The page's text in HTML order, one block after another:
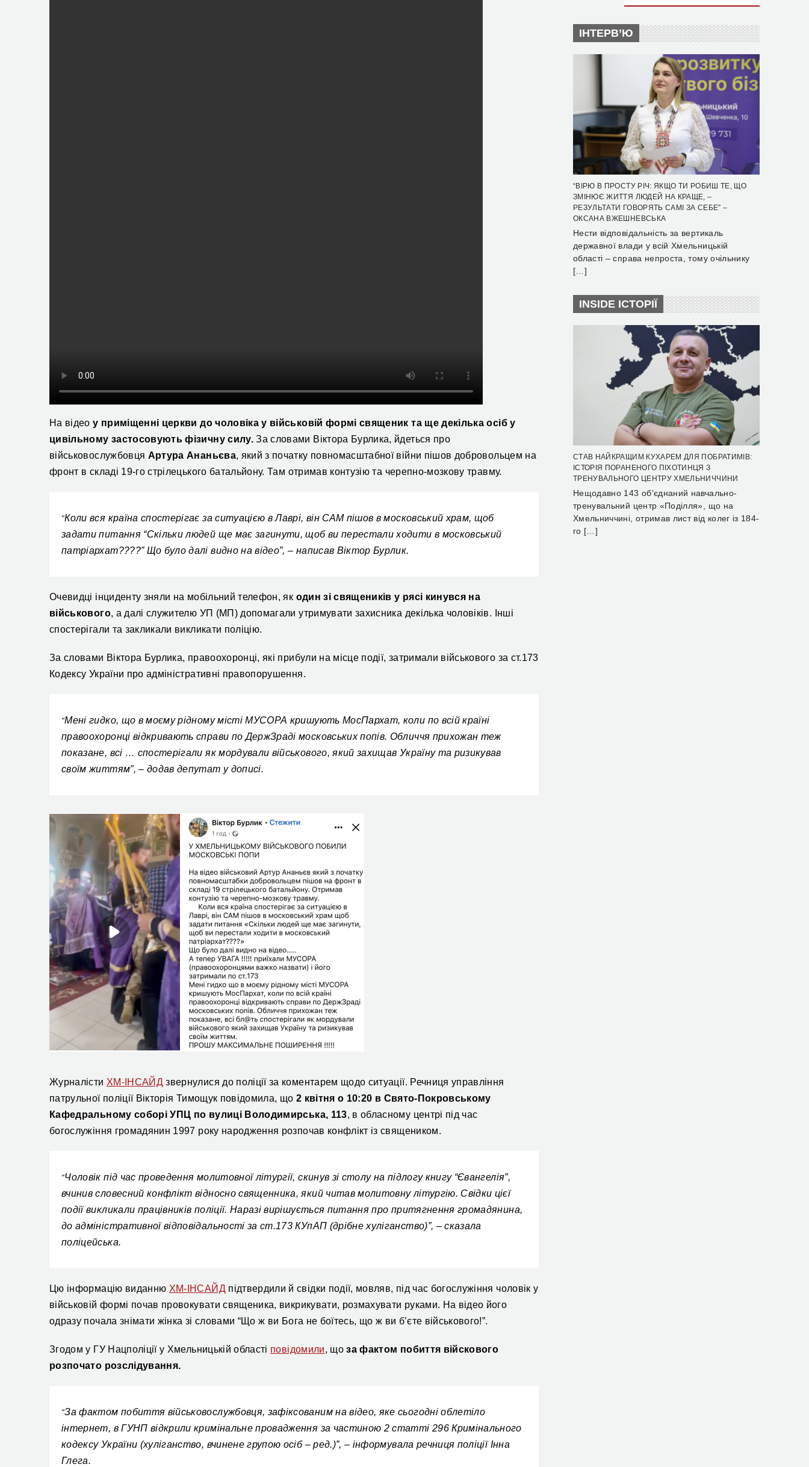
На відеоу приміщенні церквидочоловіка у військовій формі священик та ще декілька осіб у
цивільному застосовують фізичну силу.За словами Віктора Бурлика, йдеться про
військовослужбовця Артура Ананьєва, який з початку повномасштабної війни пішов добровольцем на
фронт в складі 19-го стрілецького батальйону.Там отримав контузію та черепно-мозкову травму.
“Коли вся країна спостерігає за ситуацією в Лаврі, він САМ пішов в московський храм, щоб
задати питання “Скільки людей ще має загинути, щоб ви перестали ходити в московський
патріархат????” Що було далі видно на відео”, – написав Віктор Бурлик.
Очевидці інциденту зняли на мобільний телефон, як один зі священиків у рясі кинувся на
військового, а далі служителю УП (МП) допомагали утримувати захисника декілька чоловіків. Інші
спостерігали та закликали викликати поліцію.
За словами Віктора Бурлика, правоохоронці, які прибули на місце події, затримали військового за ст.173
Кодексу України про адміністративні правопорушення.
“Мені гидко, що в моєму рідному місті МУСОРА кришують МосПархат, коли по всій країні
правоохоронці відкривають справи по ДержЗраді московських попів. Обличчя прихожан теж
показане, всі … спостерігали як мордували військового, який захищав Україну та ризикував
своїм життям”, – додав депутат у дописі.
Журналісти ХМ-ІНСАЙД звернулися до поліції за коментарем щодо ситуації. Речниця управління
патрульної поліції Вікторія Тимощук повідомила, що 2 квітняо 10:20 в Свято-Покровському
Кафедральному соборі УПЦ по вулиціВолодимирська, 113, в обласному центрі під час
богослужіння громадянин 1997 року народження розпочав конфлікт із священиком.
“Чоловік під час проведення молитовної літургії, скинув зі столу на підлогу книгу “Євангелія”,
вчинив словесний конфлікт відносно священника, який читав молитовну літургію. Свідки цієї
події викликали працівників поліції. Наразівирішується питання про притягнення громадянина,
до адміністративної відповідальності за ст.173 КУпАП (дрібне хуліганство)”, – сказала
поліцейська.
Цю інформацію виданню ХМ-ІНСАЙДпідтвердили й свідки події, мовляв, під час богослужіння чоловік у
військовій формі почав провокувати священика, викрикувати, розмахувати руками. На відео його
одразу почала знімати жінка зі словами “Що ж ви Бога не боїтесь, що ж ви б’єте військового!”.
Згодом у ГУ Нацполіції у Хмельницькій області повідомили, щоза фактом побиття війскового
розпочато розслідування.
“За фактом побиття військовослужбовця, зафіксованим на відео, яке сьогодні облетіло
інтернет, в ГУНП відкрили кримінальне провадження за частиною 2 статті 296 Кримінального
кодексу України (хуліганство, вчинене групою осіб – ред.)”, – інформувала речниця поліції Інна
Глега.
ІНТЕРВ’Ю
“ВІРЮ В ПРОСТУ РІЧ: ЯКЩО ТИ РОБИШ ТЕ, ЩО
ЗМІНЮЄ ЖИТТЯ ЛЮДЕЙ НА КРАЩЕ, –
РЕЗУЛЬТАТИ ГОВОРЯТЬ САМІ ЗА СЕБЕ” –
ОКСАНА ВЖЕШНЕВСЬКА
Нести відповідальність за вертикаль
державної влади у всій Хмельницькій
області – справа непроста, тому очільнику
[…]
INSIDE ІСТОРІЇ
СТАВ НАЙКРАЩИМ КУХАРЕМ ДЛЯ ПОБРАТИМІВ:
ІСТОРІЯ ПОРАНЕНОГО ПІХОТИНЦЯ З
ТРЕНУВАЛЬНОГО ЦЕНТРУ ХМЕЛЬНИЧЧИНИ
Нещодавно 143 об’єднаний навчально-
тренувальний центр «Поділля», що на
Хмельниччині, отримав лист від колег із 184-
го […]